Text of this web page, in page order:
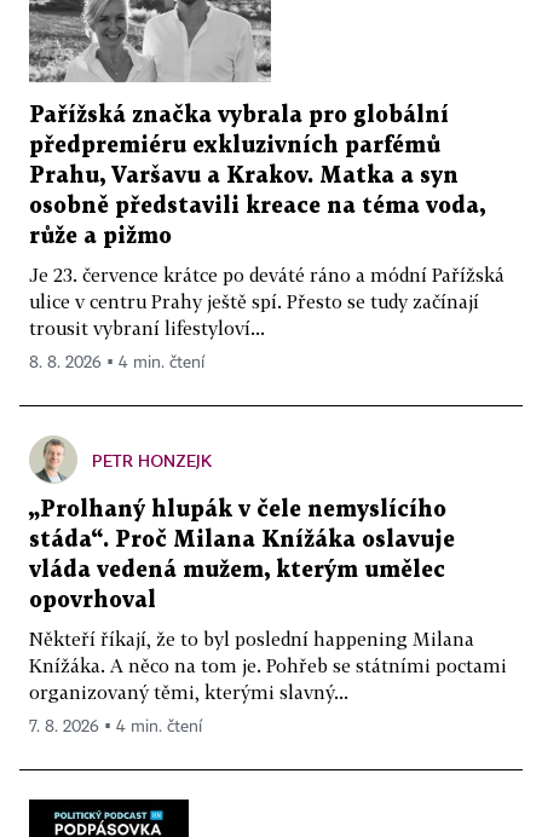
Pařížská značka vybrala pro globální
předpremiéru exkluzivních parfémů
Prahu, Varšavu a Krakov. Matka a syn
osobně představili kreace na téma voda,
růže a pižmo
Je 23. července krátce po deváté ráno a módní Pařížská
ulice v centru Prahy ještě spí. Přesto se tudy začínají
trousit vybraní lifestyloví...
8. 8. 2026 ▪ 4 min. čtení
PETR HONZEJK
„Prolhaný hlupák v čele nemyslícího
stáda“. Proč Milana Knížáka oslavuje
vláda vedená mužem, kterým umělec
opovrhoval
Někteří říkají, že to byl poslední happening Milana
Knížáka. A něco na tom je. Pohřeb se státními poctami
organizovaný těmi, kterými slavný...
7. 8. 2026 ▪ 4 min. čtení